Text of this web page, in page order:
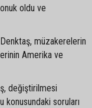
oldu ve
müzakerelerin
Amerika ve
değiştirilmesi
konusundaki soruları